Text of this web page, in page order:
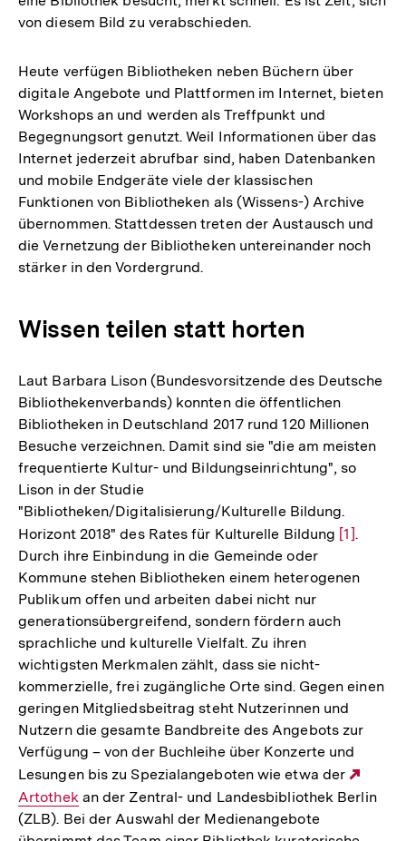
von diesem Bild zu verabschieden.
Heute verfügen Bibliotheken neben Büchern über
digitale Angebote und Plattformen im Internet, bieten
Workshops an und werden als Treffpunkt und
Begegnungsort genutzt. Weil Informationen über das
Internet jederzeit abrufbar sind, haben Datenbanken
und mobile Endgeräte viele der klassischen
Funktionen von Bibliotheken als (Wissens-) Archive
übernommen. Stattdessen treten der Austausch und
die Vernetzung der Bibliotheken untereinander noch
stärker in den Vordergrund.
Wissen teilen statt horten
Laut Barbara Lison (Bundesvorsitzende des Deutsche
Bibliothekenverbands) konnten die öffentlichen
Bibliotheken in Deutschland 2017 rund 120 Millionen
Besuche verzeichnen. Damit sind sie "die am meisten
frequentierte Kultur- und Bildungseinrichtung", so
Lison in der Studie
"Bibliotheken/Digitalisierung/Kulturelle Bildung.
Horizont 2018" des Rates für Kulturelle Bildung Zur
der
[1].
Durch ihre Einbindung in die Gemeinde oder
Kommune stehen Bibliotheken einem heterogenen
Publikum offen und arbeiten dabei nicht nur
generationsübergreifend, sondern fördern auch
sprachliche und kulturelle Vielfalt. Zu ihren
wichtigsten Merkmalen zählt, dass sie nicht-
kommerzielle, frei zugängliche Orte sind. Gegen einen
geringen Mitgliedsbeitrag steht Nutzerinnen und
Nutzern die gesamte Bandbreite des Angebots zur
Verfügung – von der Buchleihe über Konzerte und
Lesungen bis zu Spezialangeboten wie etwa der
Link:
Artothekan der Zentral- und Landesbibliothek Berlin
(ZLB). Bei der Auswahl der Medienangebote